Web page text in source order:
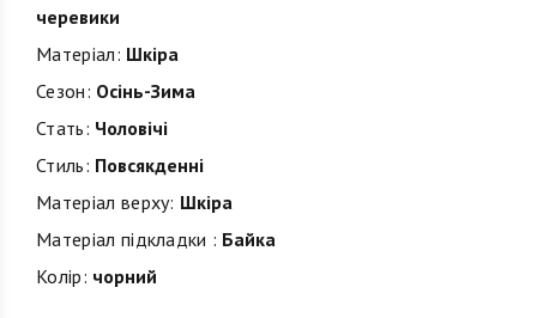
черевики
Матеріал: Шкіра
Сезон: Осінь-Зима
Стать: Чоловічі
Стиль: Повсякденні
Матеріал верху: Шкіра
Матеріал підкладки : Байка
Колір: чорний